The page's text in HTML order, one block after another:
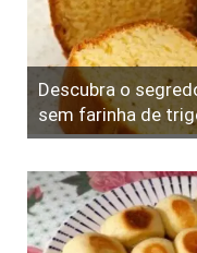
Descubra o
sem farinha de